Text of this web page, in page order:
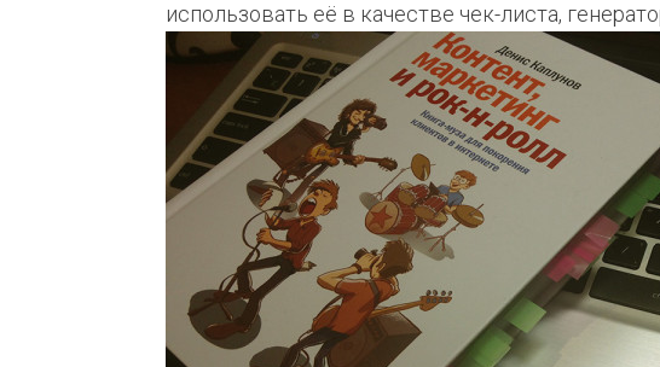
использовать её в качестве чек-листа,